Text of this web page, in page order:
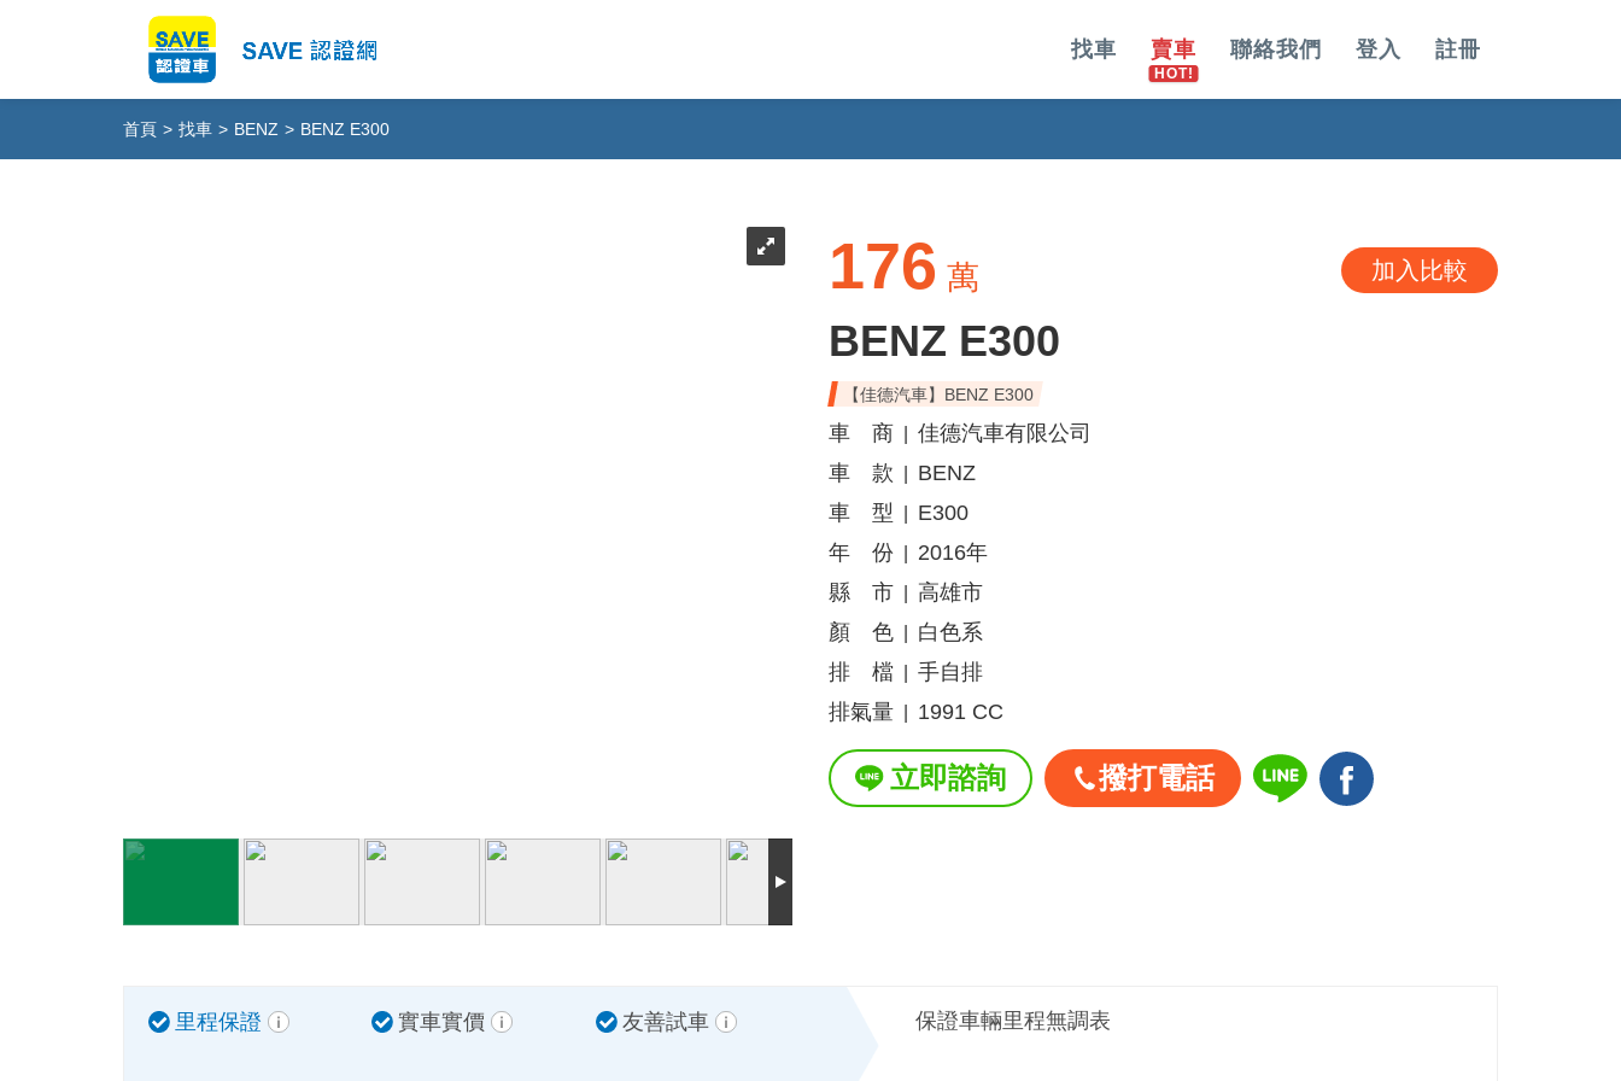
找車 賣車 聯絡我們 登入 註冊
首頁 > 找車 > BENZ > BENZ E300
176 萬 加入比較
BENZ E300
【佳德汽車】BENZ E300
車 商
佳德汽車有限公司
車 款
BENZ
車 型
E300
年 份
2016年
縣 市
高雄市
顏 色
白色系
排 檔
手自排
排氣量
1991 CC
立即諮詢 撥打電話
里程保證 實車實價 友善試車 保證車輛里程無調表